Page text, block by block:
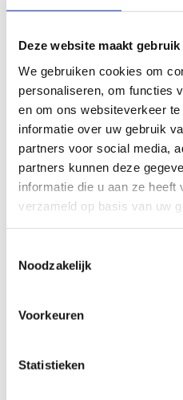
Deze website maakt
We gebruiken cookies om
personaliseren, om functies
en om ons websiteverkeer
informatie over uw gebruik
partners voor social media,
partners kunnen deze
informatie die u aan ze
verzameld op basis van uw
Noodzakelijk
Voorkeuren
Statistieken
Geef aan tot welk
KIES EEN DOMEIN
Jouw vraag